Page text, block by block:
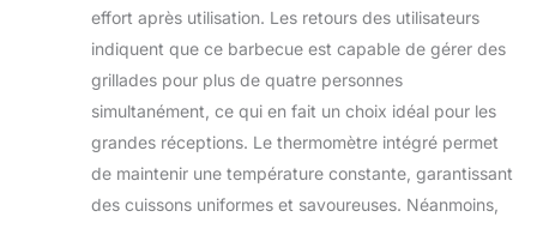
besoins d’une fête
Contrôle précis de
température +
nettoyage ultra-
rapide, même les
deviennent "maîtres
du barbecue"：
effort après utilisation. Les retours des utilisateurs
indiquent que ce barbecue est capable de gérer des
grillades pour plus de quatre personnes
simultanément, ce qui en fait un choix idéal pour les
grandes réceptions. Le thermomètre intégré permet
de maintenir une température constante, garantissant
des cuissons uniformes et savoureuses. Néanmoins,